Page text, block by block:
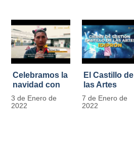
Celebramos la
navidad con
los Niños y
Niñas de los
3 de Enero de
2022
El Castillo de
las Artes
celebra su
primer año
7 de Enero de
2022